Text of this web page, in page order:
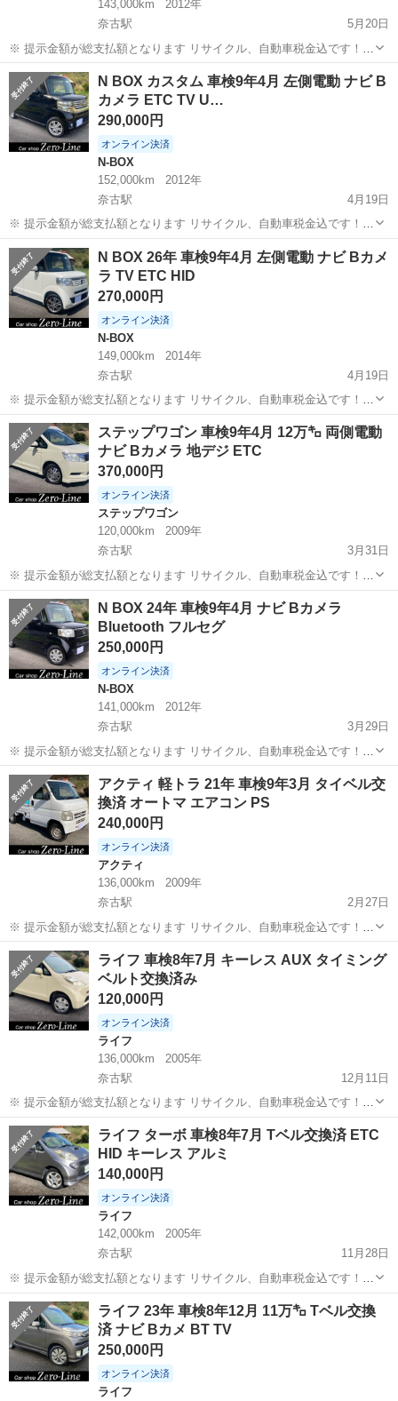
143,000km
2012年
奈古駅
5月20日
※ 提示金額が総支払額となります リサイクル、自動車税金込です！
まず支払い能力がない、約束を守れない、調べれば分かることやくだ
らない質問、値引き交渉をされる方はコメント、連絡してこないでく
ださい。もしされた場合はブロッ...
山口 萩市 N-BOX NBOX
N BOX カスタム 車検9年4月 左側電動 ナビ B
カメラ ETC TV U…
290,000円
オンライン決済
N-BOX
152,000km
2012年
奈古駅
4月19日
※ 提示金額が総支払額となります リサイクル、自動車税金込です！
まず支払い能力がない、約束を守れない、調べれば分かることやくだ
らない質問、値引き交渉をされる方はコメント、連絡してこないでく
ださい。もしされた場合はブロッ...
山口 萩市 N-BOX 車両
N BOX 26年 車検9年4月 左側電動 ナビ Bカメ
ラ TV ETC HID
270,000円
オンライン決済
N-BOX
149,000km
2014年
奈古駅
4月19日
※ 提示金額が総支払額となります リサイクル、自動車税金込です！
まず支払い能力がない、約束を守れない、調べれば分かることやくだ
らない質問、値引き交渉をされる方はコメント、連絡してこないでく
ださい。もしされた場合はブロッ...
山口 萩市 N-BOX 車両
ステップワゴン 車検9年4月 12万㌔ 両側電動
ナビ Bカメラ 地デジ ETC
370,000円
オンライン決済
ステップワゴン
120,000km
2009年
奈古駅
3月31日
※ 提示金額が総支払額となります リサイクル、自動車税金込です！
まず支払い能力がない、約束を守れない、調べれば分かることやくだ
らない質問、値引き交渉をされる方はコメント、連絡してこないでく
ださい。もしされた場合はブロッ...
山口 萩市 ステップワゴン 車両
N BOX 24年 車検9年4月 ナビ Bカメラ
Bluetooth フルセグ
250,000円
オンライン決済
N-BOX
141,000km
2012年
奈古駅
3月29日
※ 提示金額が総支払額となります リサイクル、自動車税金込です！
まず支払い能力がない、約束を守れない、調べれば分かることやくだ
らない質問、値引き交渉をされる方はコメント、連絡してこないでく
ださい。もしされた場合はブロッ...
山口 萩市 奈古駅 N-BOX Bluetooth
アクティ 軽トラ 21年 車検9年3月 タイベル交
換済 オートマ エアコン PS
240,000円
オンライン決済
アクティ
136,000km
2009年
奈古駅
2月27日
※ 提示金額が総支払額となります リサイクル、自動車税金込です！
まず支払い能力がない、約束を守れない、調べれば分かることやくだ
らない質問、値引き交渉をされる方はコメント、連絡してこないでく
ださい。もしされた場合はブロッ...
山口 萩市 奈古駅 アクティ
ライフ 車検8年7月 キーレス AUX タイミング
ベルト交換済み
120,000円
オンライン決済
ライフ
136,000km
2005年
奈古駅
12月11日
※ 提示金額が総支払額となります リサイクル、自動車税金込です！
まず支払い能力がない、約束を守れない、調べれば分かることやくだ
らない質問、値引き交渉をされる方はコメント、連絡してこないでく
ださい。もしされた場合はブロッ...
山口 萩市 奈古駅 ライフ AUX
ライフ ターボ 車検8年7月 Tベル交換済 ETC
HID キーレス アルミ
140,000円
オンライン決済
ライフ
142,000km
2005年
奈古駅
11月28日
※ 提示金額が総支払額となります リサイクル、自動車税金込です！
まず支払い能力がない、約束を守れない、調べれば分かることやくだ
らない質問、値引き交渉をされる方はコメント、連絡してこないでく
ださい。もしされた場合はブロッ...
山口 萩市 奈古駅 ライフ ターボ
ライフ 23年 車検8年12月 11万㌔ Tベル交換
済 ナビ Bカメ BT TV
250,000円
オンライン決済
ライフ